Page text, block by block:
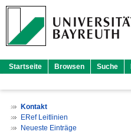
Startseite Browsen Suche
Kontakt
ERef Leitlinien
Neueste Einträge